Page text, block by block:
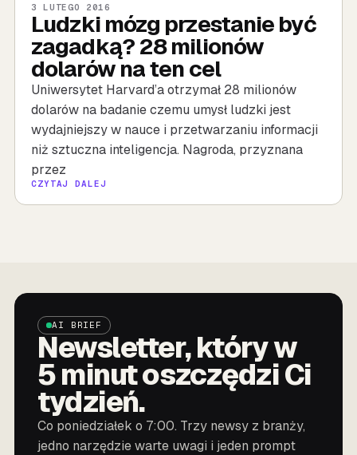
Ludzki mózg przestanie być
zagadką? 28 milionów
dolarów na ten cel
3 LUTEGO 2016
Uniwersytet Harvard’a otrzymał 28 milionów
dolarów na badanie czemu umysł ludzki jest
wydajniejszy w nauce i przetwarzaniu informacji
niż sztuczna inteligencja. Nagroda, przyznana
przez
CZYTAJ DALEJ
AI BRIEF
Newsletter, który w
5 minut oszczędzi Ci
tydzień.
Co poniedziałek o 7:00. Trzy newsy z branży,
jedno narzędzie warte uwagi i jeden prompt